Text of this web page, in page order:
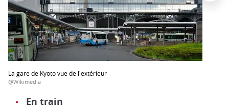
La gare de Kyoto vue de l'extérieur
@Wikimedia
En train